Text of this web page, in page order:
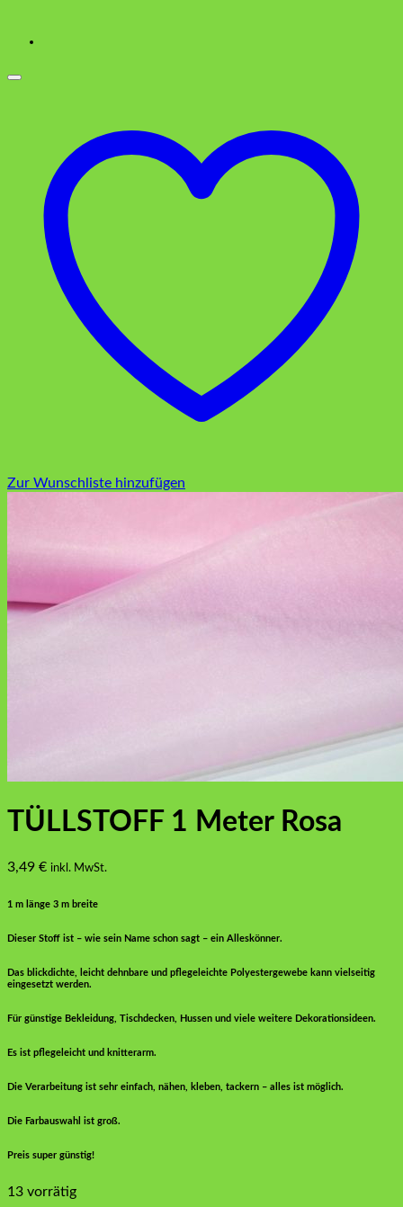
Zur Wunschliste hinzufügen
TÜLLSTOFF 1 Meter Rosa
3,49 € inkl. MwSt.
1 m länge 3 m breite
Dieser Stoff ist – wie sein Name schon sagt – ein Alleskönner.
Das blickdichte, leicht dehnbare und pflegeleichte Polyestergewebe kann vielseitig
eingesetzt werden.
Für günstige Bekleidung, Tischdecken, Hussen und viele weitere Dekorationsideen.
Es ist pflegeleicht und knitterarm.
Die Verarbeitung ist sehr einfach, nähen, kleben, tackern – alles ist möglich.
Die Farbauswahl ist groß.
Preis super günstig!
13 vorrätig